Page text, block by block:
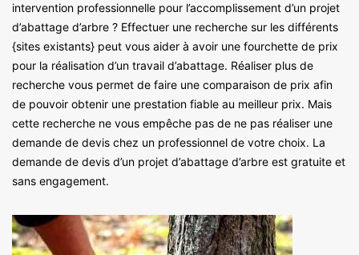
intervention professionnelle pour l’accomplissement d’un projet
d’abattage d’arbre ? Effectuer une recherche sur les différents
{sites existants} peut vous aider à avoir une fourchette de prix
pour la réalisation d’un travail d’abattage. Réaliser plus de
recherche vous permet de faire une comparaison de prix afin
de pouvoir obtenir une prestation fiable au meilleur prix. Mais
cette recherche ne vous empêche pas de ne pas réaliser une
demande de devis chez un professionnel de votre choix. La
demande de devis d’un projet d’abattage d’arbre est gratuite et
sans engagement.